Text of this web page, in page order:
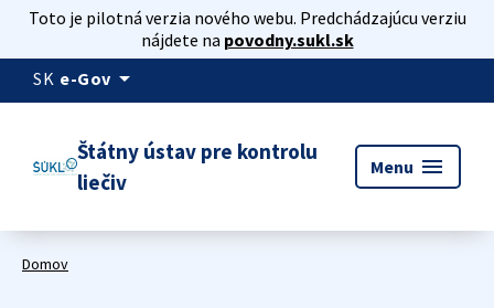
Toto je pilotná verzia nového webu. Predchádzajúcu verziu
nájdete na povodny.sukl.sk
SK e-Gov arrow_drop_down
Štátny ústav pre kontrolu
liečiv
Menu menu
Domov